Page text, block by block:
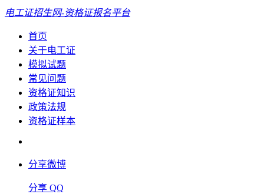
电工证招生网-资格证报名平台
首页
关于电工证
模拟试题
常见问题
资格证知识
政策法规
资格证样本
分享微博
分享 QQ